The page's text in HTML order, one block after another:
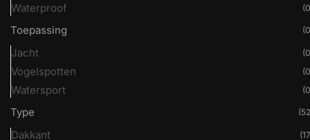
Waterproof
Toepassing
Jacht
Vogelspotten
Watersport
Type
Dakkant